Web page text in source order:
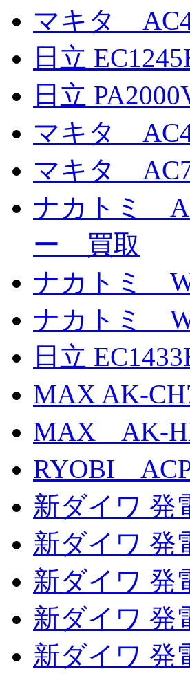
マキタ
日立
日立
マキタ
マキタ
ナカトミ
ー 買取
ナカトミ
ナカトミ
日立
MAX AK-
MAX AK-
RYOBI
新ダイワ
新ダイワ
新ダイワ 発
新ダイワ 発
新ダイワ